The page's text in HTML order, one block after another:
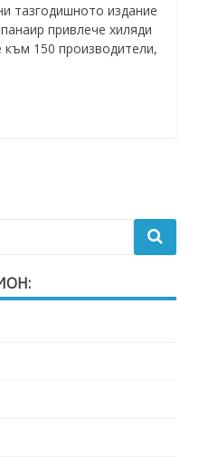
тазгодишното издание
привлече хиляди
към 150 производители,